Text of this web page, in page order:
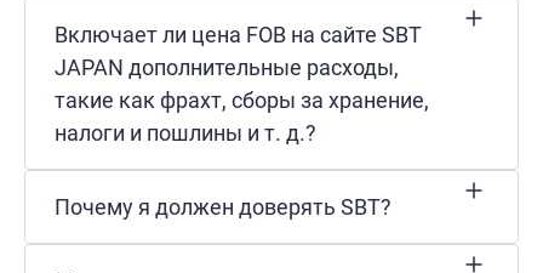
Включает ли цена FOB на сайте SBT
JAPAN дополнительные расходы,
такие как фрахт, сборы за хранение,
налоги и пошлины и т. д.?
Почему я должен доверять SBT?